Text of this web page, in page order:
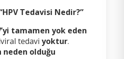
Tedavisi Nedir?”
tamamen yok eden
tedavi yoktur.
neden olduğu